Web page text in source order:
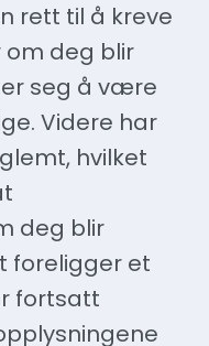
rett til å kreve
deg blir
seg å være
Videre har
hvilket
deg blir
foreligger et
fortsatt